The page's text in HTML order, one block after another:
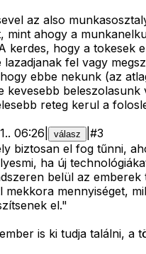
az also
mint ahogy a
kerdes, hogy a tokesek
fel vagy
ebbe nekunk (az
kevesebb beleszolasunk
reteg kerul a
. 06:26 válasz #3
biztosan el fog tűnni,
ha új
belül az emberek
mekkora mennyiséget,
el."
is ki tudja találni, a